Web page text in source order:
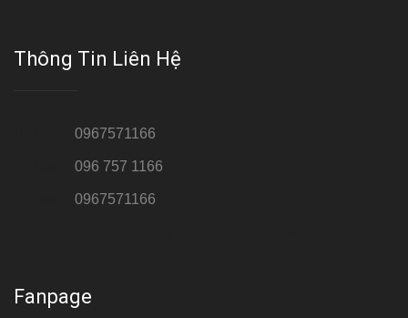
Thông Tin Liên Hệ
0967571166
096 757 1166
0967571166
Fanpage